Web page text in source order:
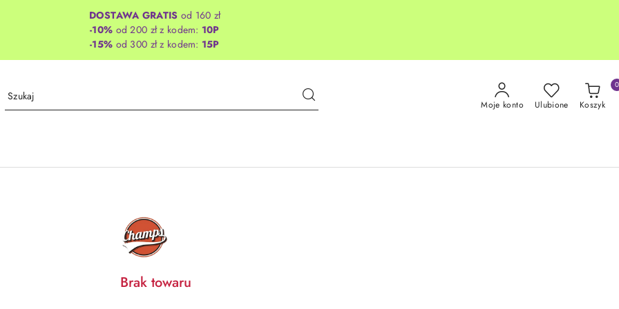
DOSTAWA GRATIS od 160 zł
-10% od 200 zł z kodem: 10P
-15% od 300 zł z kodem: 15P
Moje konto Ulubione Koszyk
0
CHAMPS
Brak towaru